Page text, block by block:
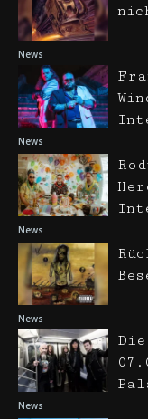
News
News
News
News
News